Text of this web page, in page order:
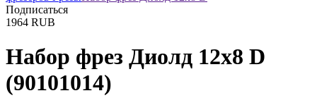
Подписаться
1964 RUB
Набор фрез Диолд 12x8 D
(90101014)